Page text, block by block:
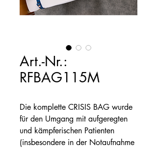
Art.-Nr.:
RFBAG115M
Die komplette CRISIS BAG wurde
für den Umgang mit aufgeregten
und kämpferischen Patienten
(insbesondere in der Notaufnahme